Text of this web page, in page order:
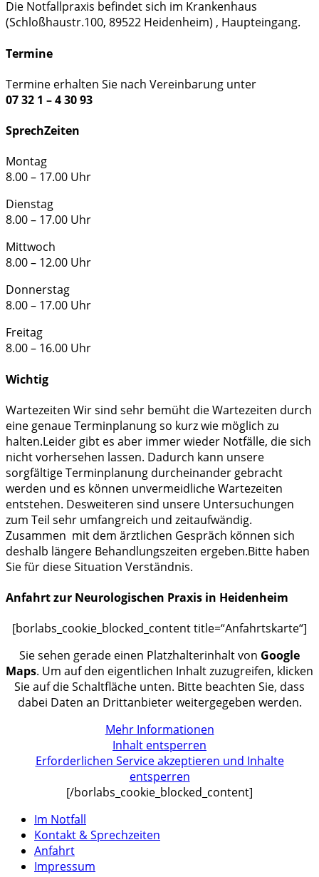
Die Notfallpraxis befindet sich im Krankenhaus
(Schloßhaustr.100, 89522 Heidenheim) , Haupteingang.
Termine
Termine erhalten Sie nach Vereinbarung unter
07 32 1 – 4 30 93
SprechZeiten
Montag
8.00 – 17.00 Uhr
Dienstag
8.00 – 17.00 Uhr
Mittwoch
8.00 – 12.00 Uhr
Donnerstag
8.00 – 17.00 Uhr
Freitag
8.00 – 16.00 Uhr
Wichtig
Wartezeiten Wir sind sehr bemüht die Wartezeiten durch
eine genaue Terminplanung so kurz wie möglich zu
halten.Leider gibt es aber immer wieder Notfälle, die sich
nicht vorhersehen lassen. Dadurch kann unsere
sorgfältige Terminplanung durcheinander gebracht
werden und es können unvermeidliche Wartezeiten
entstehen. Desweiteren sind unsere Untersuchungen
zum Teil sehr umfangreich und zeitaufwändig.
Zusammen mit dem ärztlichen Gespräch können sich
deshalb längere Behandlungszeiten ergeben.Bitte haben
Sie für diese Situation Verständnis.
Anfahrt zur Neurologischen Praxis in Heidenheim
[borlabs_cookie_blocked_content title=“Anfahrtskarte“]
Sie sehen gerade einen Platzhalterinhalt von Google
Maps. Um auf den eigentlichen Inhalt zuzugreifen, klicken
Sie auf die Schaltfläche unten. Bitte beachten Sie, dass
dabei Daten an Drittanbieter weitergegeben werden.
Mehr Informationen
Inhalt entsperren
Erforderlichen Service akzeptieren und Inhalte
entsperren
[/borlabs_cookie_blocked_content]
Im Notfall
Kontakt & Sprechzeiten
Anfahrt
Impressum